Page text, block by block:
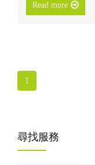
尋找服務
Read more
1